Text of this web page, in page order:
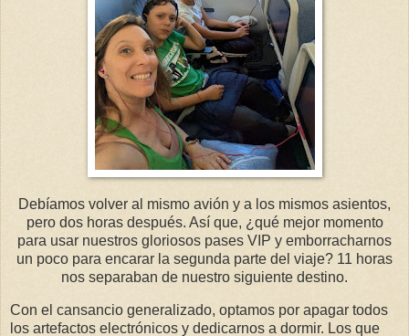
Debíamos volver al mismo avión y a los mismos asientos,
pero dos horas después. Así que, ¿qué mejor momento
para usar nuestros gloriosos pases VIP y emborracharnos
un poco para encarar la segunda parte del viaje? 11 horas
nos separaban de nuestro siguiente destino.
Con el cansancio generalizado, optamos por apagar todos
los artefactos electrónicos y dedicarnos a dormir. Los que